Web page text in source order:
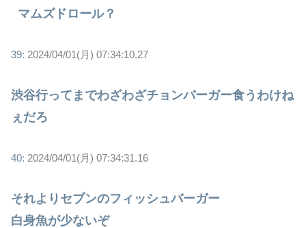
マムズドロール？
39: 2024/04/01(月) 07:34:10.27
渋谷行ってまでわざわざチョンバーガー食うわけね
ぇだろ
40: 2024/04/01(月) 07:34:31.16
それよりセブンのフィッシュバーガー
白身魚が少ないぞ